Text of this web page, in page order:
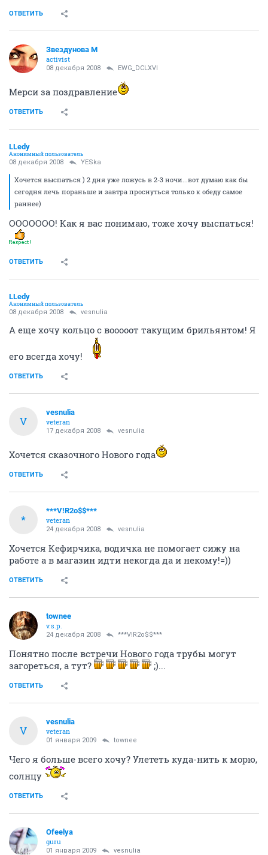
ОТВЕТИТЬ
Звездунова М
activist
08 декабря 2008 EWG_DCLXVI
Мерси за поздравление
ОТВЕТИТЬ
LLedy
Анонимный пользователь
08 декабря 2008 YESka
Хочется выспаться ) 2 дня уже ложусь в 2-3 ночи...вот думаю как бы
сегодня лечь пораньше и завтра проснуться только к обеду самое
раннее)
ООООООО! Как я вас понимаю, тоже хочу выспаться!
ОТВЕТИТЬ
LLedy
Анонимный пользователь
08 декабря 2008 vesnulia
А еще хочу кольцо с вооооот такущим брильянтом! Я
его всегда хочу!
ОТВЕТИТЬ
V
vesnulia
veteran
17 декабря 2008 vesnulia
Хочется сказочного Нового года
ОТВЕТИТЬ
*
***V!R2o$$***
veteran
24 декабря 2008 vesnulia
Хочется Кефирчика, водичка не помогает сижу на
работе а в магазин идти некогда да и некому!=))
ОТВЕТИТЬ
townee
v.s.p.
24 декабря 2008 ***V!R2o$$***
Понятно после встречи Нового года трубы могут
загореться, а тут?
;)...
ОТВЕТИТЬ
V
vesnulia
veteran
01 января 2009 townee
Чего я больше всего хочу? Улететь куда-нить к морю,
солнцу
ОТВЕТИТЬ
Ofeelya
guru
01 января 2009 vesnulia